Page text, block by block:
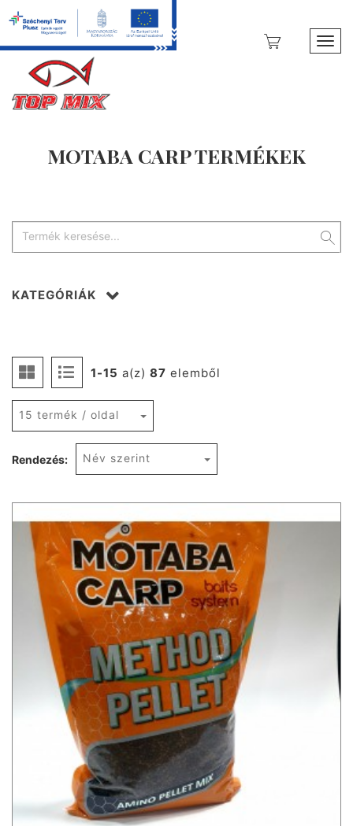
MOTABA CARP TERMÉKEK
1-15 a(z) 87 elemből
15 termék / oldal
Rendezés: Név szerint
KATEGÓRIÁK